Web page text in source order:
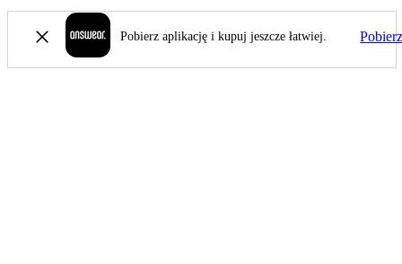
Pobierz aplikację i kupuj jeszcze łatwiej.